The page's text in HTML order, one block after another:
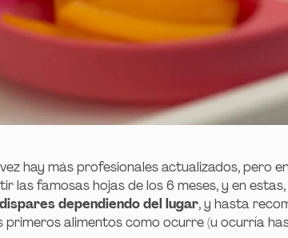
hay más profesionales actualizados, pero
las famosas hojas de los 6 meses, y en
dependiendo del lugar, y hasta
primeros alimentos como ocurre (u ocurría